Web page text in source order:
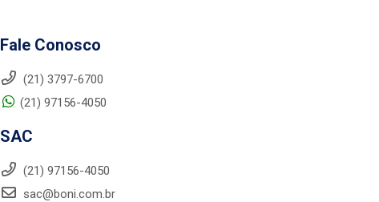
Fale Conosco
(21) 3797-6700
(21) 97156-4050
SAC
(21) 97156-4050
sac@boni.com.br